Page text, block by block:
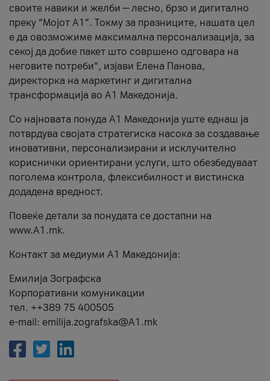
своите навики и желби — лесно, брзо и дигитално
преку “Мојот А1”. Токму за празниците, нашата цел
е да овозможиме максимална персонализација, за
секој да добие пакет што совршено одговара на
неговите потреби“, изјави Елена Панова,
директорка на маркетинг и дигитална
трансформација во А1 Македонија.
Со најновата понуда А1 Македонија уште еднаш ја
потврдува својата стратегиска насока за создавање
иновативни, персонализирани и исклучително
кориснички ориентирани услуги, што обезбедуваат
поголема контрола, флексибилност и вистинска
додадена вредност.
Повеќе детали за понудата се достапни на
www.А1.mk.
Контакт за медиуми А1 Македонија:
Емилија Зографска
Корпоративни комуникации
тел. ++389 75 400505
e-mail: emilija.zografska@A1.mk